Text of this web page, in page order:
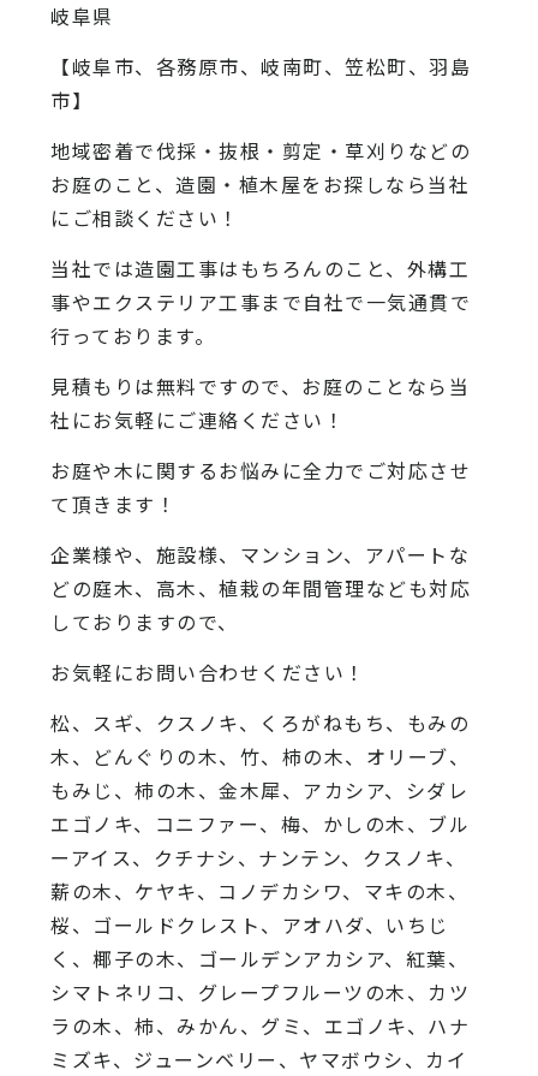
岐阜県
【岐阜市、各務原市、岐南町、笠松町、羽島
市】
地域密着で伐採・抜根・剪定・草刈りなどの
お庭のこと、造園・植木屋をお探しなら当社
にご相談ください！
当社では造園工事はもちろんのこと、外構工
事やエクステリア工事まで自社で一気通貫で
行っております。
見積もりは無料ですので、お庭のことなら当
社にお気軽にご連絡ください！
お庭や木に関するお悩みに全力でご対応させ
て頂きます！
企業様や、施設様、マンション、アパートな
どの庭木、高木、植栽の年間管理なども対応
しておりますので、
お気軽にお問い合わせください！
松、スギ、クスノキ、くろがねもち、もみの
木、どんぐりの木、竹、柿の木、オリーブ、
もみじ、柿の木、金木犀、アカシア、シダレ
エゴノキ、コニファー、梅、かしの木、ブル
ーアイス、クチナシ、ナンテン、クスノキ、
薪の木、ケヤキ、コノデカシワ、マキの木、
桜、ゴールドクレスト、アオハダ、いちじ
く、椰子の木、ゴールデンアカシア、紅葉、
シマトネリコ、グレープフルーツの木、カツ
ラの木、柿、みかん、グミ、エゴノキ、ハナ
ミズキ、ジューンベリー、ヤマボウシ、カイ